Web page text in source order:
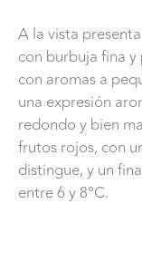
A la vista
con burbuja fina y
con aromas a
una expresión
redondo y bien
frutos rojos, con
distingue, y un
entre 6 y 8°C.